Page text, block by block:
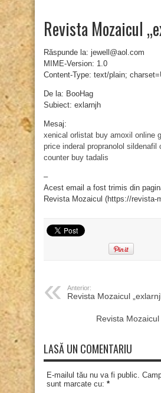
Revista Mozaicul
Răspunde la: jewell@aol.com
MIME-Version: 1.0
Content-Type: text/plain;
De la: BooHag
Subiect: exlarnjh
Mesaj:
xenical orlistat buy amoxil online
price inderal propranolol sildenafil
counter buy tadalis
–
Acest email a fost trimis din
Revista Mozaicul (https://revista-
Anterior:
Revista Mozaicul
Revista Mozaicul
LASĂ UN COMENTARIU
E-mailul tău nu va fi public.
sunt marcate cu: *